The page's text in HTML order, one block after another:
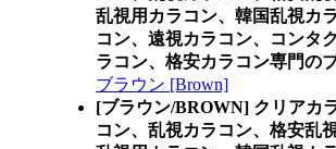
乱視用カラコン、韓国乱視カ
コン、遠視カラコン、コンタ
ラコン、格安カラコン専門の
ブラウン [Brown]
[ブラウン/BROWN] クリアカ
コン、乱視カラコン、格安乱